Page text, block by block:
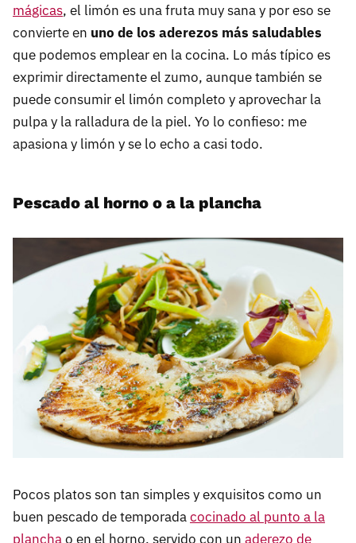
mágicas, el limón es una fruta muy sana y por eso se
convierte en uno de los aderezos más saludables
que podemos emplear en la cocina. Lo más típico es
exprimir directamente el zumo, aunque también se
puede consumir el limón completo y aprovechar la
pulpa y la ralladura de la piel. Yo lo confieso: me
apasiona y limón y se lo echo a casi todo.
Pescado al horno o a la plancha
Pocos platos son tan simples y exquisitos como un
buen pescado de temporadacocinado al punto a la
planchao en el horno, servido con un aderezo de